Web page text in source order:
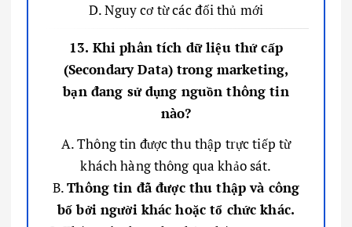
D. Nguy cơ từ các đối thủ mới
13. Khi phân tích dữ liệu thứ cấp
(Secondary Data) trong marketing,
bạn đang sử dụng nguồn thông tin
nào?
A. Thông tin được thu thập trực tiếp từ
khách hàng thông qua khảo sát.
B.Thông tin đã được thu thập và công
bố bởi người khác hoặc tổ chức khác.